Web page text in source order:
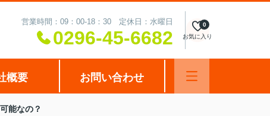
営業時間：09：00-18：30 定休日：水曜日
0296-45-6682 お気に入り
0
概要 お問い合わせ
能なの？